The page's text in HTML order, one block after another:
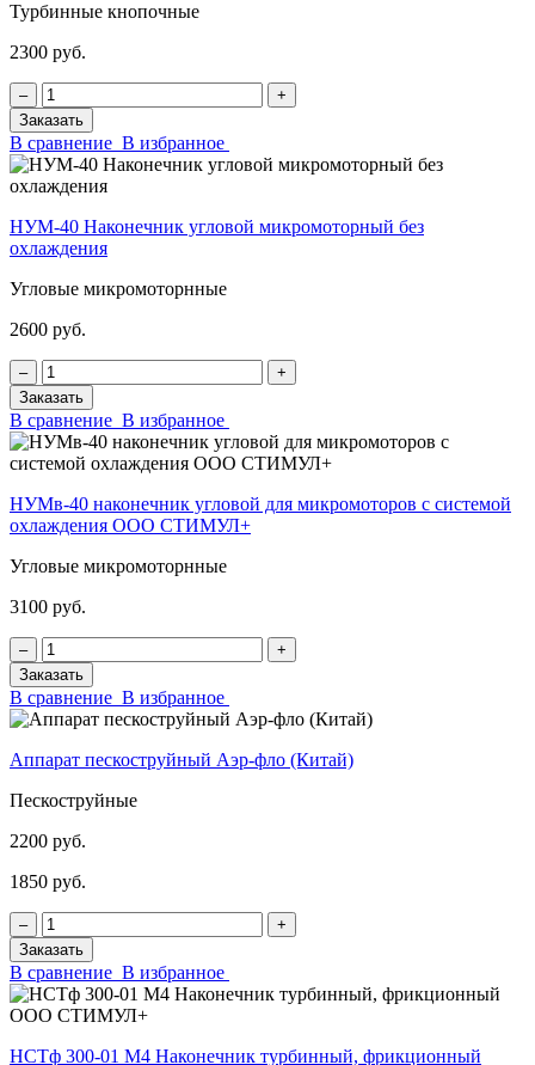
Турбинные кнопочные
2300 руб.
‒
+
Заказать
В сравнение В избранное
НУМ-40 Наконечник угловой микромоторный без
охлаждения
Угловые микромоторнные
2600 руб.
‒
+
Заказать
В сравнение В избранное
НУМв-40 наконечник угловой для микромоторов с системой
охлаждения ООО СТИМУЛ+
Угловые микромоторнные
3100 руб.
‒
+
Заказать
В сравнение В избранное
Аппарат пескоструйный Аэр-фло (Китай)
Пескоструйные
2200 руб.
1850 руб.
‒
+
Заказать
В сравнение В избранное
НСТф 300-01 М4 Наконечник турбинный, фрикционный